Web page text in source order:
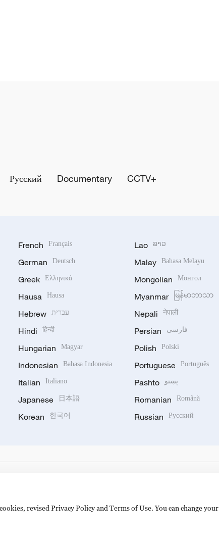
Русский Documentary CCTV+
French Français
German Deutsch
Greek Ελληνικά
Hausa Hausa
Hebrew עברית
Hindi हिन्दी
Hungarian Magyar
Indonesian Bahasa Indonesia
Italian Italiano
Japanese 日本語
Korean 한국어
Lao ລາວ
Malay Bahasa Melayu
Mongolian Монгол
Myanmar မြန်မာဘာသာ
Nepali नेपाली
Persian فارسی
Polish Polski
Portuguese Português
Pashto پښتو
Romanian Română
Russian Русский
revised Privacy Policy and Terms of Use. You can change your